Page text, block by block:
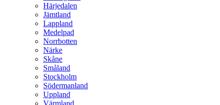
Härjedalen
Jämtland
Lappland
Medelpad
Norrbotten
Närke
Skåne
Småland
Stockholm
Södermanland
Uppland